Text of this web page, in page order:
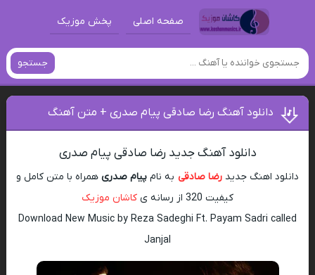
صفحه اصلی پخش موزیک
جستجو
دانلود آهنگ رضا صادقی پیام صدری + متن آهنگ
دانلود آهنگ جدید رضا صادقی پیام صدری
دانلود اهنگ جدید رضا صادقی به نام پیام صدری همراه با متن کامل و
کیفیت 320 از رسانه ی
کاشان موزیک
Download New Music by Reza Sadeghi Ft. Payam Sadri called
Janjal